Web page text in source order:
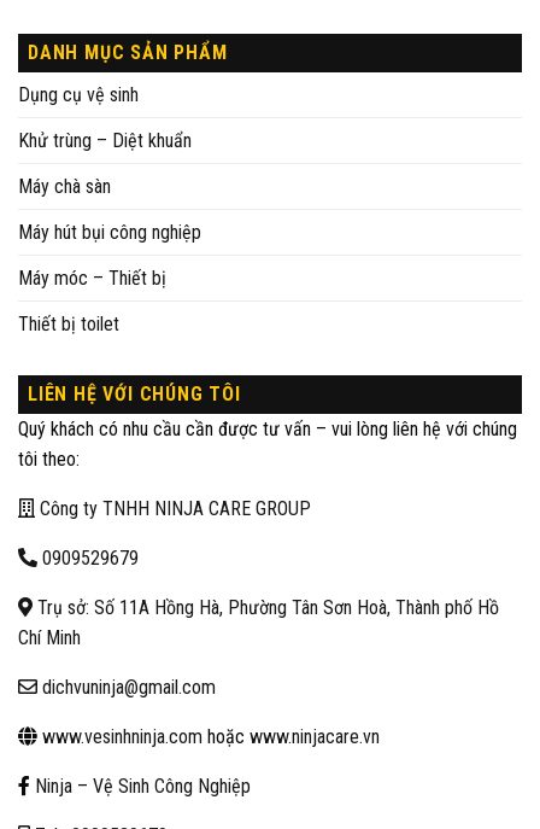
DANH MỤC SẢN PHẨM
Dụng cụ vệ sinh
Khử trùng – Diệt khuẩn
Máy chà sàn
Máy hút bụi công nghiệp
Máy móc – Thiết bị
Thiết bị toilet
LIÊN HỆ VỚI CHÚNG TÔI
Quý khách có nhu cầu cần được tư vấn – vui lòng liên hệ với chúng
tôi theo:
Công ty TNHH NINJA CARE GROUP
0909529679
Trụ sở: Số 11A Hồng Hà, Phường Tân Sơn Hoà, Thành phố Hồ
Chí Minh
dichvuninja@gmail.com
www.vesinhninja.com hoặc www.ninjacare.vn
Ninja – Vệ Sinh Công Nghiệp